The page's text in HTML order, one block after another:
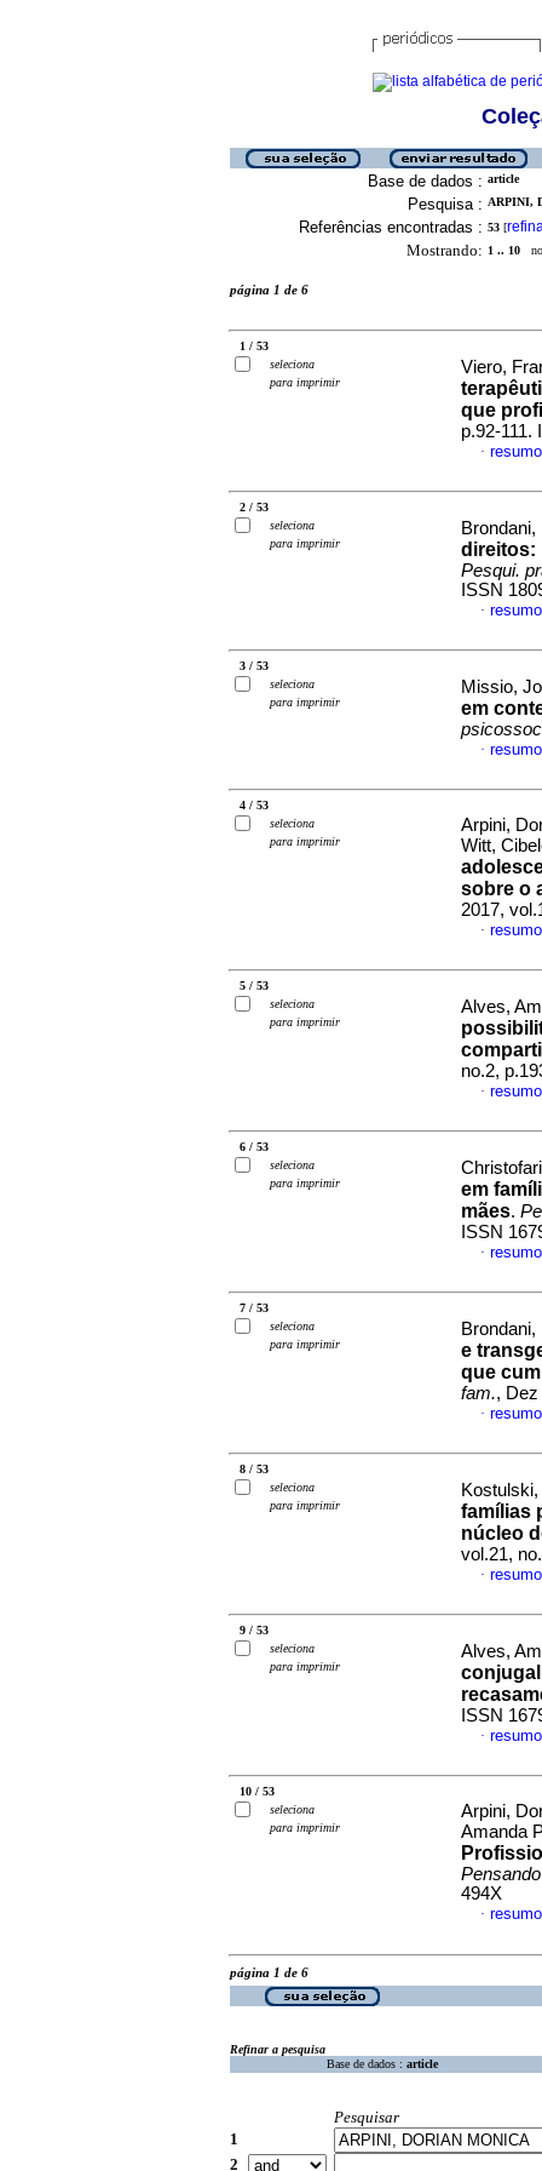
Base de dados : article
Pesquisa : ARPINI,
Referências encontradas : 53 [
Mostrando: 1 .. 10
página 1 de 6
1 / 53
seleciona
para imprimir
Viero,
que
p.92-111.
·
2 / 53
seleciona
para imprimir
direitos:
Pesqui.
ISSN
·
3 / 53
seleciona
para imprimir
Missio,
em
·
4 / 53
seleciona
para imprimir
Arpini,
Witt,
sobre o
2017,
·
5 / 53
seleciona
para imprimir
Alves,
no.2,
·
6 / 53
seleciona
para imprimir
em
mães.
ISSN
·
7 / 53
seleciona
para imprimir
e
que
fam., Dez
·
8 / 53
seleciona
para imprimir
famílias
núcleo
vol.21,
·
9 / 53
seleciona
para imprimir
Alves,
ISSN
·
10 / 53
seleciona
para imprimir
Arpini,
Amanda
494X
·
página 1 de 6
Refinar a pesquisa
Base de dados : article
Pesquisar
1
2